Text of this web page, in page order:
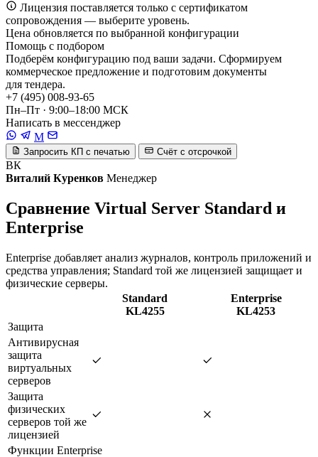
Лицензия поставляется только с сертификатом
сопровождения — выберите уровень.
Цена обновляется по выбранной конфигурации
Помощь с подбором
Подберём конфигурацию под ваши задачи. Сформируем
коммерческое предложение и подготовим документы
для тендера.
+7 (495) 008-93-65
Пн–Пт · 9:00–18:00 МСК
Написать в мессенджер
M
Запросить КП с печатью Счёт с отсрочкой
ВК
Виталий Куренков Менеджер
Сравнение Virtual Server Standard и
Enterprise
Enterprise добавляет анализ журналов, контроль приложений и
средства управления; Standard той же лицензией защищает и
физические серверы.
Standard
KL4255
Enterprise
KL4253
Защита
Антивирусная
защита
виртуальных
серверов
Защита
физических
серверов той же
лицензией
Функции Enterprise